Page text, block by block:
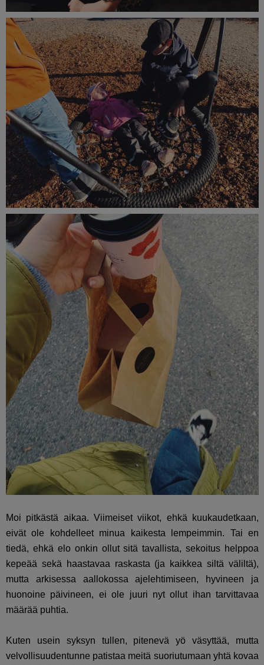
Moi pitkästä aikaa. Viimeiset viikot, ehkä kuukaudetkaan,
eivät ole kohdelleet minua kaikesta lempeimmin. Tai en
tiedä, ehkä elo onkin ollut sitä tavallista, sekoitus helppoa
kepeää sekä haastavaa raskasta (ja kaikkea siltä väliltä),
mutta arkisessa aallokossa ajelehtimiseen, hyvineen ja
huonoine päivineen, ei ole juuri nyt ollut ihan tarvittavaa
määrää puhtia.
Kuten usein syksyn tullen, pitenevä yö väsyttää, mutta
velvollisuudentunne patistaa meitä suoriutumaan yhtä kovaa